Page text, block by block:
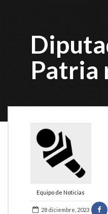
Patria
Equipo de Noticias
28 diciembre, 2023